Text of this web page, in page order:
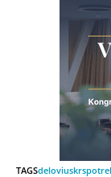
TAGSdeloviuskrs